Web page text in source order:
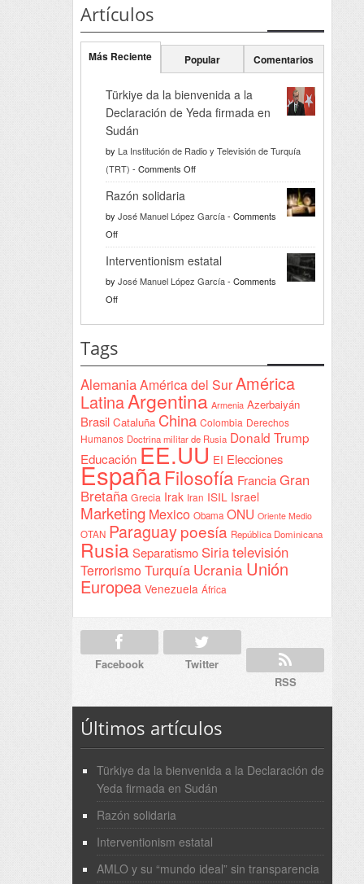
Artículos
Más Reciente Popular Comentarios
Türkiye da la bienvenida a la
Declaración de Yeda firmada en
Sudán
by La Institución de Radio y Televisión de Turquía
(TRT) - Comments Offon
Türkiye
la
a
Yeda
en
Sudán
Razón solidaria
by José Manuel López García- Comments
Offon
Razón
solidaria
Interventionism estatal
by José Manuel López García- Comments
Offon
Tags
AlemaniaAmérica del SurAmérica
LatinaArgentina Armenia Azerbaiyán
Brasil Cataluña China Colombia Derechos
Humanos Doctrina militar de Rusia Donald Trump
EducaciónEE.UU EI Elecciones
España Filosofía Francia Gran
Bretaña Grecia Irak Iran ISIL Israel
Marketing Mexico Obama ONU Oriente Medio
OTAN Paraguay poesía República Dominicana
Rusia Separatismo Siriatelevisión
Terrorismo Turquía Ucrania Unión
Europea Venezuela África
Facebook
Twitter
RSS
Últimos artículos
Türkiye da la bienvenida a la Declaración de
Yeda firmada en Sudán
Razón solidaria
Interventionism estatal
AMLO y su “mundo ideal” sin transparencia